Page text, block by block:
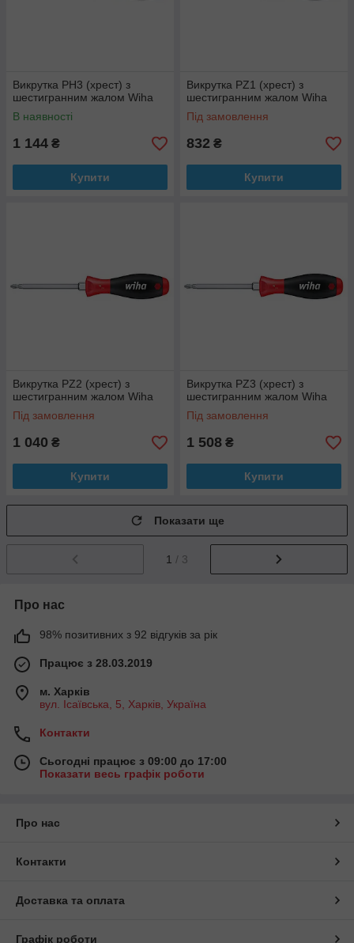
Викрутка PH3 (хрест) з
шестигранним жалом Wiha
В наявності
1 144 ₴
Купити
Викрутка PZ1 (хрест) з
шестигранним жалом Wiha
Під замовлення
832 ₴
Купити
Викрутка PZ2 (хрест) з
шестигранним жалом Wiha
Під замовлення
1 040 ₴
Купити
Викрутка PZ3 (хрест) з
шестигранним жалом Wiha
Під замовлення
1 508 ₴
Купити
Показати ще
1 / 3
Про нас
98% позитивних з 92 відгуків за рік
Працює з 28.03.2019
м. Харків
вул. Ісаївська, 5, Харків, Україна
Контакти
Сьогодні працює з 09:00 до 17:00
Показати весь графік роботи
Про нас
Контакти
Доставка та оплата
Графік роботи